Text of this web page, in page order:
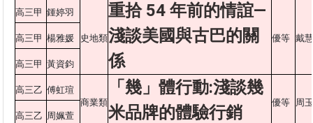
高三甲 鍾婷羽
史地類
重拾 54 年前的情誼—
淺談美國與古巴的關
係
優等 戴
高三甲 楊雅媛
高三甲 黃資鈞
高三乙 傅虹瑄
商業類
「幾」體行動:淺談幾
米品牌的體驗行銷
優等 周
高三乙 周姵萱